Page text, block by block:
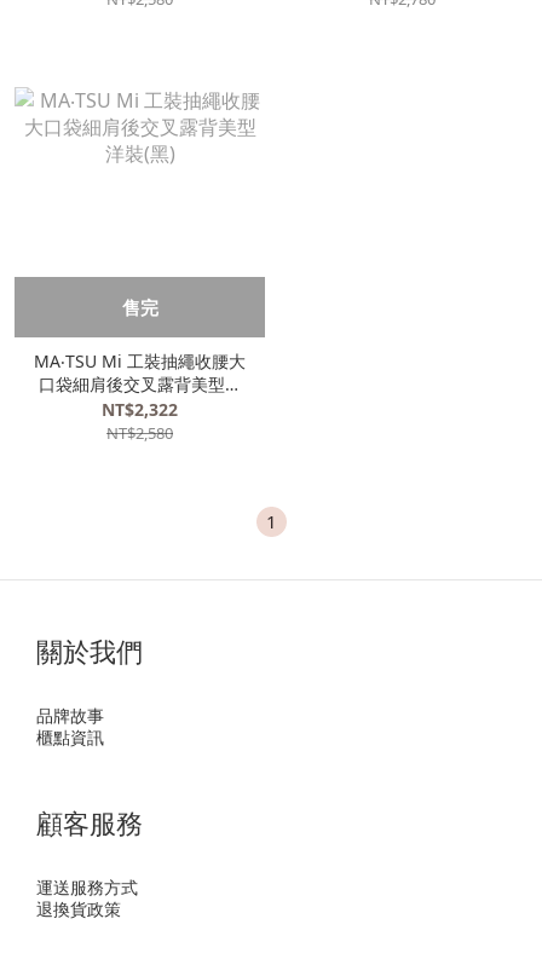
售完
MA‧TSU Mi 工裝抽繩收腰大
口袋細肩後交叉露背美型洋
裝(黑)
NT$2,322
NT$2,580
1
關於我們
品牌故事
櫃點資訊
顧客服務
運送服務方式
退換貨政策